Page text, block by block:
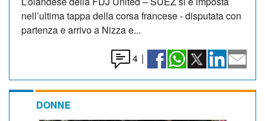
nell’ultima tappa della corsa francese - disputata con
partenza e arrivo a Nizza e...
4 |
DONNE